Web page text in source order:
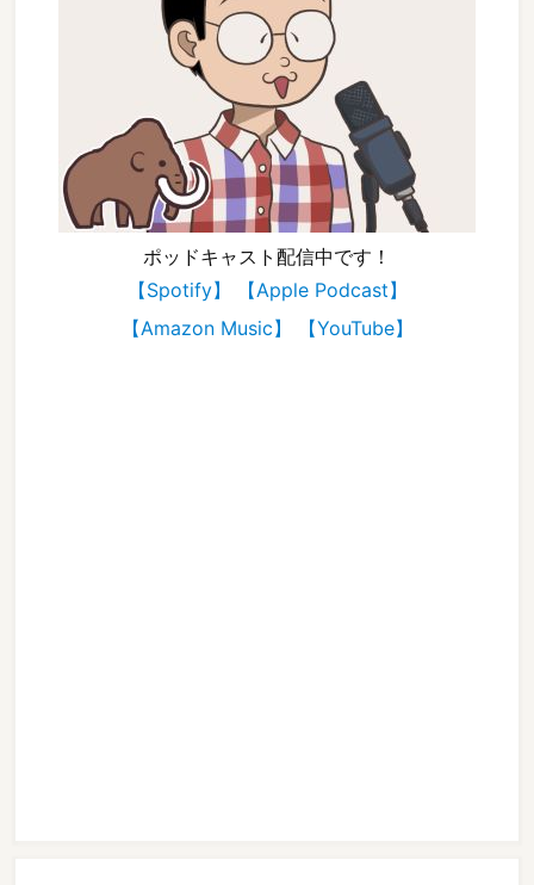
ポッドキャスト配信中です！
【Spotify】
【Apple Podcast】
【Amazon Music】
【YouTube】